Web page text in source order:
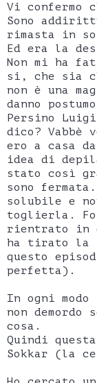
Vi confermo
Sono
rimasta in
Ed era la
Non mi ha
si, che sia
non è una
danno
Persino
dico? Vabbè
ero a casa
idea di
stato così
sono
solubile e
toglierla.
rientrato in
ha tirato la
questo
perfetta).
In ogni modo
non
cosa.
Quindi
Sokkar (la